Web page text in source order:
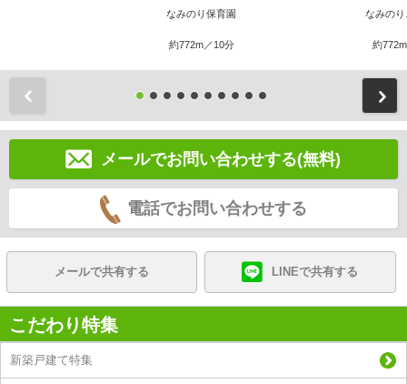
なみのり保育園
約772m／10分
なみの
約
メールでお問い合わせする(無料)
電話でお問い合わせする
メールで共有する LINEで共有する
こだわり特集
新築戸建て特集